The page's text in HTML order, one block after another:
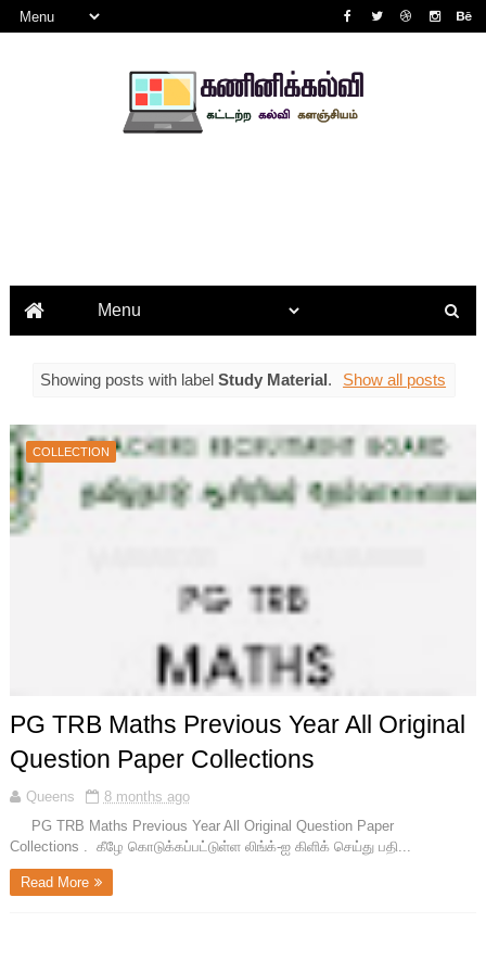
Showing posts with label Study Material. Show all posts
COLLECTION
PG TRB Maths Previous Year All Original
Question Paper Collections
Queens
8 months ago
PG TRB Maths Previous Year All Original Question Paper
Collections . கீழே கொடுக்கப்பட்டுள்ள லிங்க்-ஐ கிளிக் செய்து பதி...
Read More